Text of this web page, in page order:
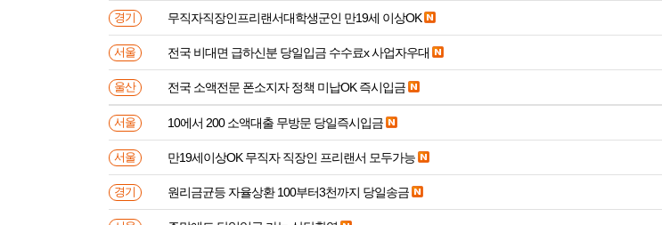
경기 무직자직장인프리랜서대학생군인 만19세 이상OK
서울 전국 비대면 급하신분 당일입금 수수료x 사업자우대
울산 전국 소액전문 폰소지자 정책 미납OK 즉시입금
서울 10에서 200 소액대출 무방문 당일즉시입금
서울 만19세이상OK 무직자 직장인 프리랜서 모두가능
경기 원리금균등 자율상환 100부터3천까지 당일송금